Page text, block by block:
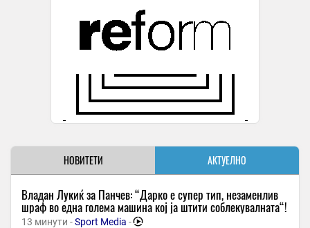
НОВИТЕТИ АКТУЕЛНО
Владан Лукиќ за Панчев: “Дарко е супер тип, незаменлив
шраф во една голема машина кој ја штити соблекувалната“!
13 минути -Sport Media -